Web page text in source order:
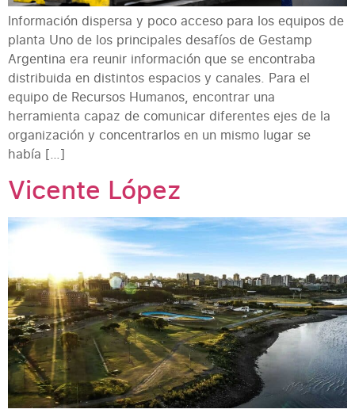
Información dispersa y poco acceso para los equipos de
planta Uno de los principales desafíos de Gestamp
Argentina era reunir información que se encontraba
distribuida en distintos espacios y canales. Para el
equipo de Recursos Humanos, encontrar una
herramienta capaz de comunicar diferentes ejes de la
organización y concentrarlos en un mismo lugar se
había […]
Vicente López